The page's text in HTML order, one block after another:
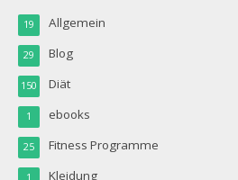
Allgemein
19
Blog
29
Diät
150
ebooks
1
Fitness Programme
25
Kleidung
1